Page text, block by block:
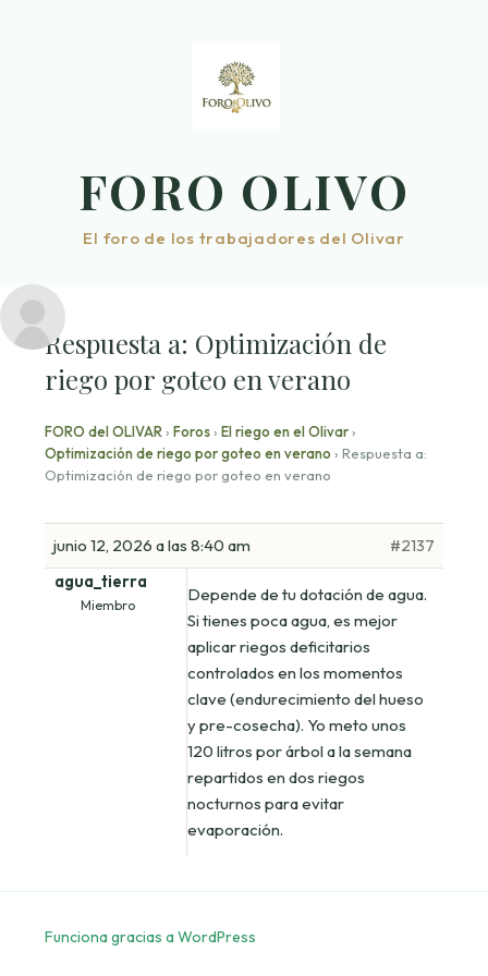
FORO OLIVO
El foro de los trabajadores del Olivar
Respuesta a: Optimización de
riego por goteo en verano
FORO del OLIVAR › Foros › El riego en el Olivar ›
Optimización de riego por goteo en verano › Respuesta a:
Optimización de riego por goteo en verano
junio 12, 2026 a las 8:40 am
#2137
agua_tierra
Miembro
Depende de tu dotación de agua.
Si tienes poca agua, es mejor
aplicar riegos deficitarios
controlados en los momentos
clave (endurecimiento del hueso
y pre-cosecha). Yo meto unos
120 litros por árbol a la semana
repartidos en dos riegos
nocturnos para evitar
evaporación.
Funciona gracias a WordPress